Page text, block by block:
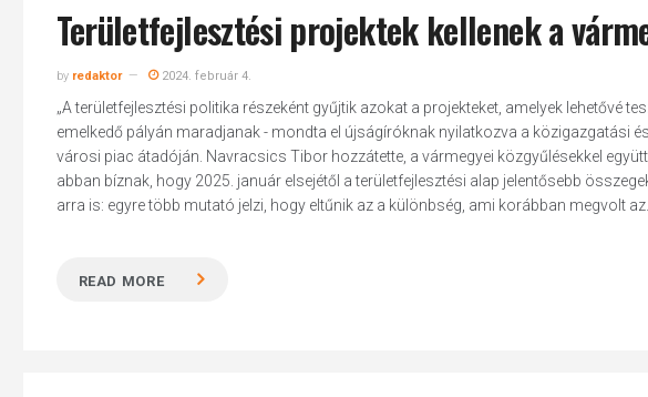
Területfejlesztési projektek kellenek a
by redaktor 2024. február 4.
„A területfejlesztési politika részeként gyűjtik azokat a projekteket, amelyek lehetővé
emelkedő pályán maradjanak - mondta el újságíróknak nyilatkozva a közigazgatási
városi piac átadóján. Navracsics Tibor hozzátette, a vármegyei közgyűlésekkel
abban bíznak, hogy 2025. január elsejétől a területfejlesztési alap jelentősebb
arra is: egyre több mutató jelzi, hogy eltűnik az a különbség, ami korábban megvolt az...
READ MORE